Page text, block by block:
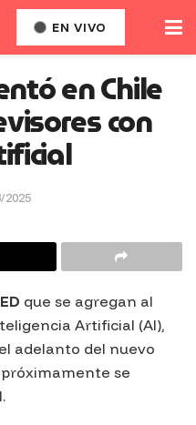
EN VIVO
en Chile
con
2025
que se agregan al
Artificial (AI),
adelanto del nuevo
próximamente se